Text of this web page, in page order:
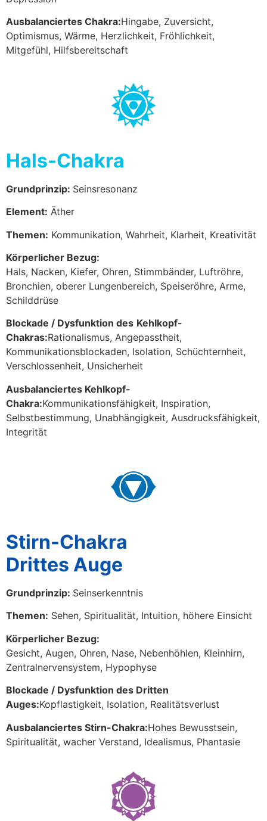
Ausbalanciertes Chakra:Hingabe, Zuversicht,
Optimismus, Wärme, Herzlichkeit, Fröhlichkeit,
Mitgefühl, Hilfsbereitschaft
Hals-Chakra
Grundprinzip: Seinsresonanz
Element: Äther
Themen: Kommunikation, Wahrheit, Klarheit, Kreativität
Körperlicher Bezug:
Hals, Nacken, Kiefer, Ohren, Stimmbänder, Luftröhre,
Bronchien, oberer Lungenbereich, Speiseröhre, Arme,
Schilddrüse
Blockade / Dysfunktion des Kehlkopf-
Chakras:Rationalismus, Angepasstheit,
Kommunikationsblockaden, Isolation, Schüchternheit,
Verschlossenheit, Unsicherheit
Ausbalanciertes Kehlkopf-
Chakra:Kommunikationsfähigkeit, Inspiration,
Selbstbestimmung, Unabhängigkeit, Ausdrucksfähigkeit,
Integrität
Stirn-Chakra
Drittes Auge
Grundprinzip: Seinserkenntnis
Themen: Sehen, Spiritualität, Intuition, höhere Einsicht
Körperlicher Bezug:
Gesicht, Augen, Ohren, Nase, Nebenhöhlen, Kleinhirn,
Zentralnervensystem, Hypophyse
Blockade / Dysfunktion des Dritten
Auges:Kopflastigkeit, Isolation, Realitätsverlust
Ausbalanciertes Stirn-Chakra:Hohes Bewusstsein,
Spiritualität, wacher Verstand, Idealismus, Phantasie